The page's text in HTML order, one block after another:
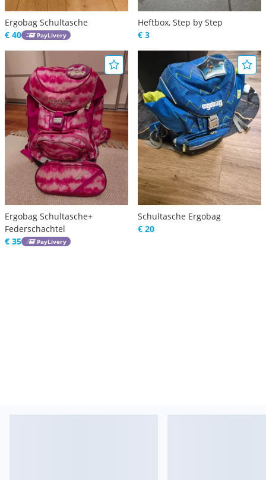
Ergobag Schultasche
€ 40
PayLivery
Heftbox, Step by Step
€ 3
Ergobag Schultasche+
Federschachtel
€ 35
PayLivery
Schultasche Ergobag
€ 20